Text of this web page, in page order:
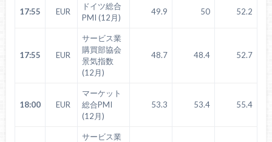
17:55 EUR
ドイツ総合
PMI (12月)
49.9 50 52.2
17:55 EUR
サービス業
購買部協会
景気指数
(12月)
48.7 48.4 52.7
18:00 EUR
マーケット
総合PMI
(12月)
53.3 53.4 55.4
サービス業